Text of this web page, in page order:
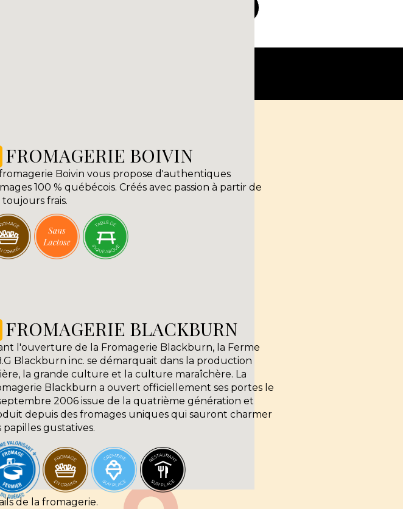
de la fromagerie.
FROMAGERIE BOIVIN
Boivin vous propose d'authentiques
100 % québécois. Créés avec passion à partir de
toujours frais.
FROMAGERIE BLACKBURN
l'ouverture de la Fromagerie Blackburn, la Ferme
Blackburn inc. se démarquait dans la production
la grande culture et la culture maraîchère. La
Blackburn a ouvert officiellement ses portes le
2006 issue de la quatrième génération et
depuis des fromages uniques qui sauront charmer
papilles gustatives.